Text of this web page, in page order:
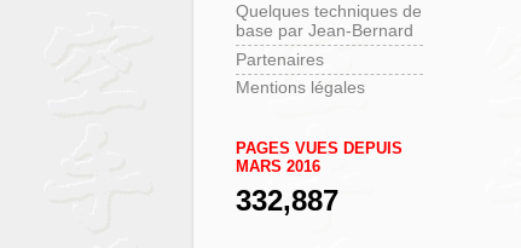
Quelques techniques de
base par Jean-Bernard
Partenaires
Mentions légales
PAGES VUES DEPUIS
MARS 2016
332,887